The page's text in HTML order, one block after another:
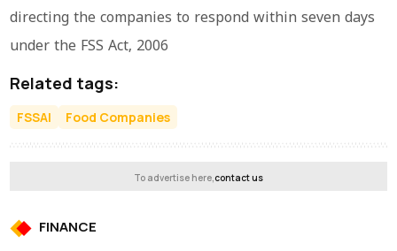
directing the companies to respond within seven days
under the FSS Act, 2006
Related tags:
FSSAI Food Companies
To advertise here,contact us
FINANCE